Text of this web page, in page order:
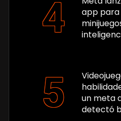
app
un meta
detectó